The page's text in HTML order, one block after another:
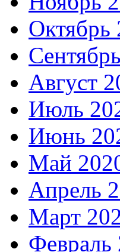
Октябрь
Август
Июль
Июнь
Май
Апрель
Март
Февраль